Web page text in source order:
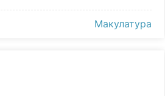
Макулатура